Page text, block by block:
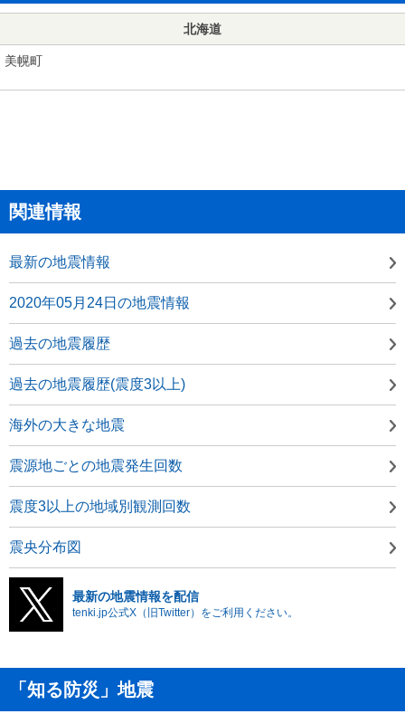
北海道
美幌町
関連情報
最新の地震情報
2020年05月24日の地震情報
過去の地震履歴
過去の地震履歴(震度3以上)
海外の大きな地震
震源地ごとの地震発生回数
震度3以上の地域別観測回数
震央分布図
最新の地震情報を配信
tenki.jp公式X（旧Twitter）をご利用ください。
「知る防災」地震